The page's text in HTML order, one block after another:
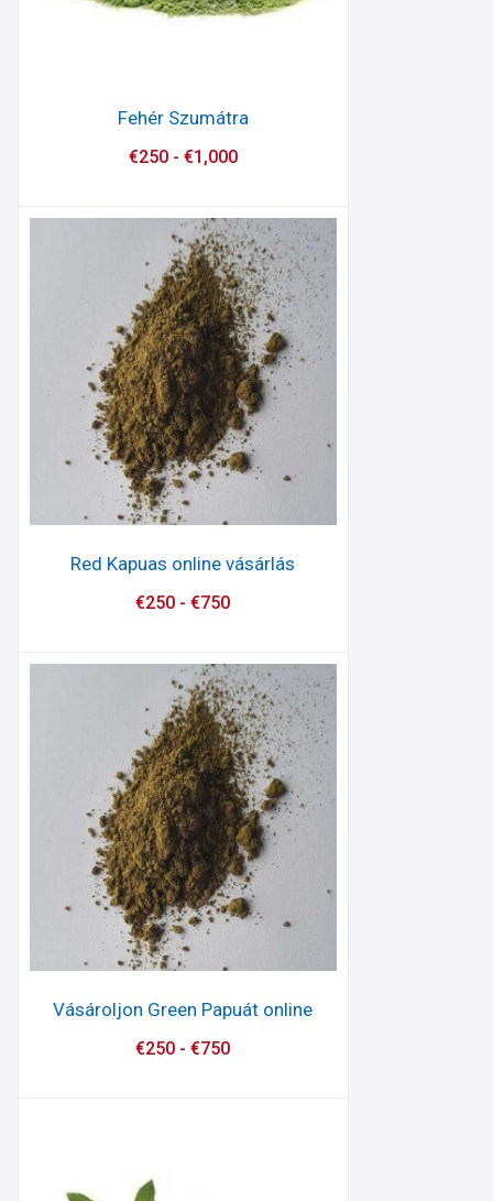
Fehér Szumátra
€250- €1,000
Red Kapuas online vásárlás
€250 -€750
Vásároljon Green Papuát online
€250 -€750